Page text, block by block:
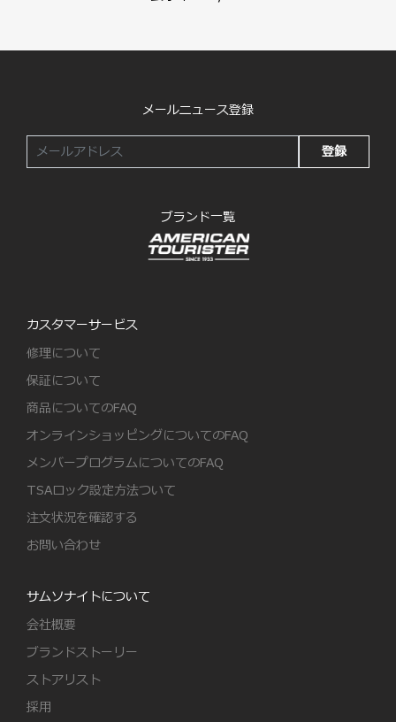
メールニュース登録
登録
ブランド一覧
カスタマーサービス
修理について
保証について
商品についてのFAQ
オンラインショッピングについてのFAQ
メンバープログラムについてのFAQ
TSAロック設定方法ついて
注文状況を確認する
お問い合わせ
サムソナイトについて
会社概要
ブランドストーリー
ストアリスト
採用